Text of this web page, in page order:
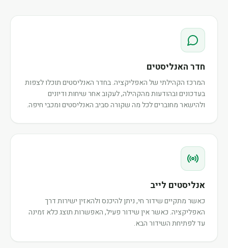
חדר האנליסטים
המרכז הקהילתי של האפליקציה. בחדר האנליסטים תוכלו לצפות
בעדכונים ובהודעות מהקהילה, לעקוב אחר שיחות ודיונים
ולהישאר מחוברים לכל מה שקורה סביב האנליסטים ומכבי חיפה.
אנליסטים לייב
כאשר מתקיים שידור חי, ניתן להיכנס ולהאזין ישירות דרך
האפליקציה. כאשר אין שידור פעיל, האפשרות תוצג כלא זמינה
עד לפתיחת השידור הבא.